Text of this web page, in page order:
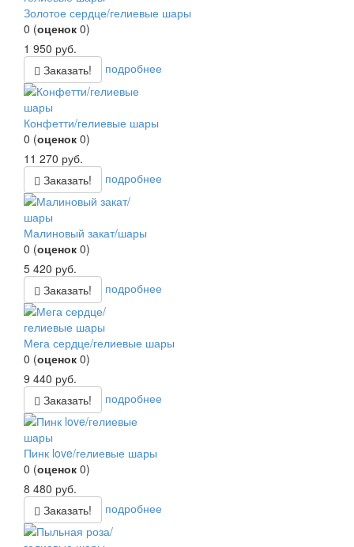
Золотое сердце/гелиевые шары
0 (оценок 0)
1 950 руб.
Заказать!
подробнее
Конфетти/гелиевые шары
0 (оценок 0)
11 270 руб.
Заказать!
подробнее
Малиновый закат/шары
0 (оценок 0)
5 420 руб.
Заказать!
подробнее
Мега сердце/гелиевые шары
0 (оценок 0)
9 440 руб.
Заказать!
подробнее
Пинк love/гелиевые шары
0 (оценок 0)
8 480 руб.
Заказать!
подробнее